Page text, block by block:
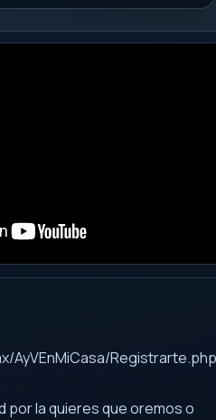
AyVEnMiCasa/Registrarte.php
por la quieres que oremos o